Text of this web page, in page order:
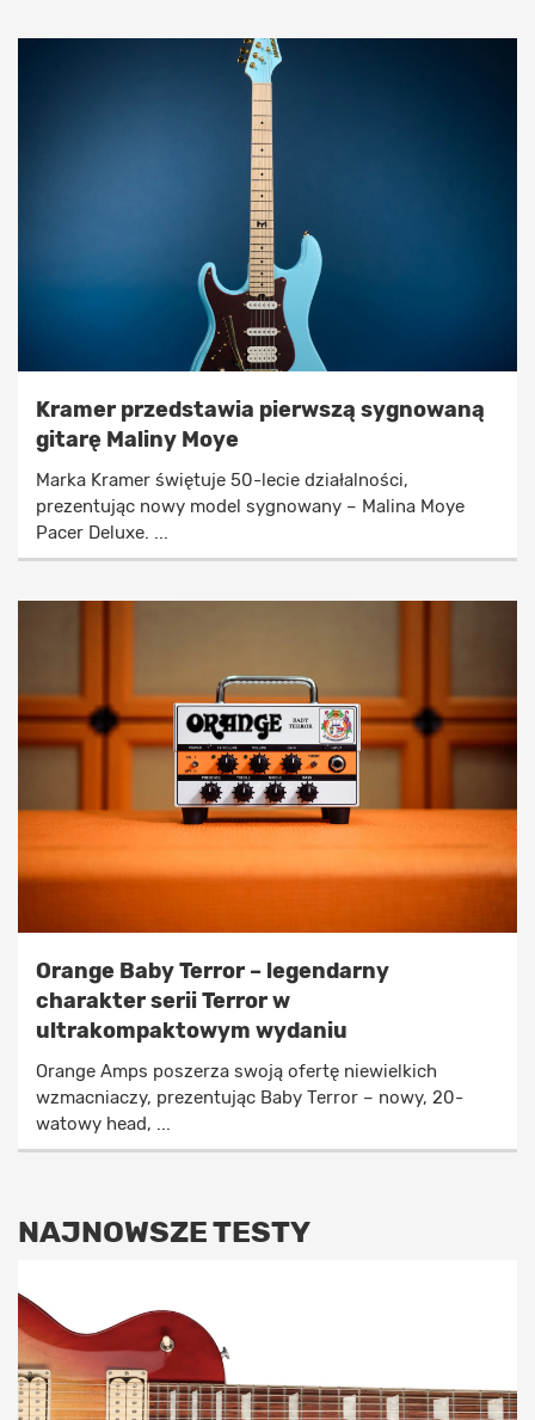
Kramer przedstawia pierwszą sygnowaną
gitarę Maliny Moye
Marka Kramer świętuje 50-lecie działalności,
prezentując nowy model sygnowany – Malina Moye
Pacer Deluxe. ...
Orange Baby Terror – legendarny
charakter serii Terror w
ultrakompaktowym wydaniu
Orange Amps poszerza swoją ofertę niewielkich
wzmacniaczy, prezentując Baby Terror – nowy, 20-
watowy head, ...
NAJNOWSZE TESTY